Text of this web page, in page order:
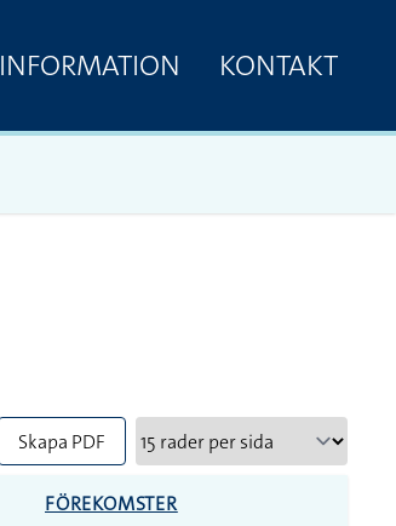
INFORMATION KONTAKT
Skapa PDF
FÖREKOMSTER